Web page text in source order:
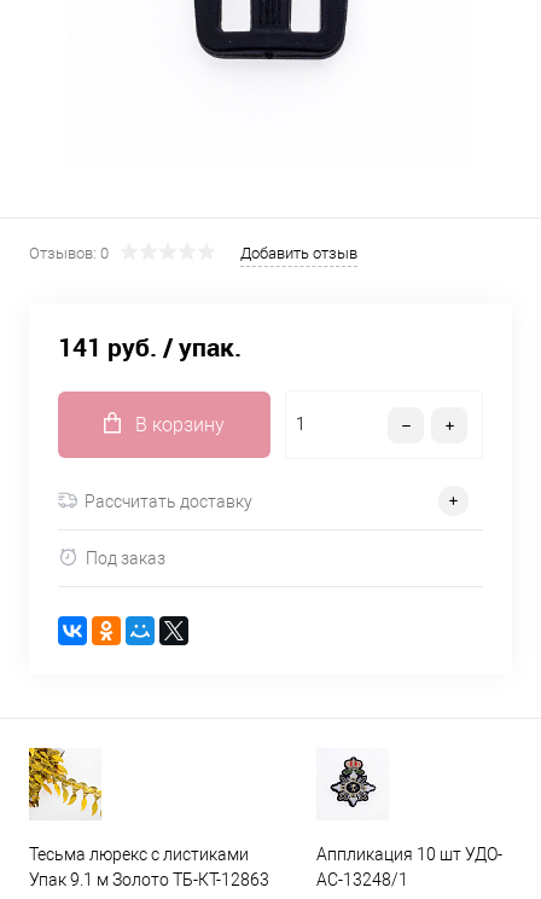
Отзывов: 0 Добавить отзыв
141 руб. / упак.
В корзину
Рассчитать доставку
Под заказ
Тесьма люрекс с листиками
Упак 9.1 м Золото ТБ-КТ-12863
Аппликация 10 шт УДО-
АС-13248/1